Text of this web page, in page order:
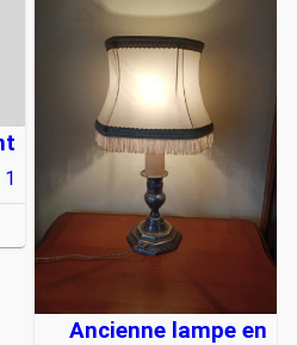
Ancienne lampe en
1